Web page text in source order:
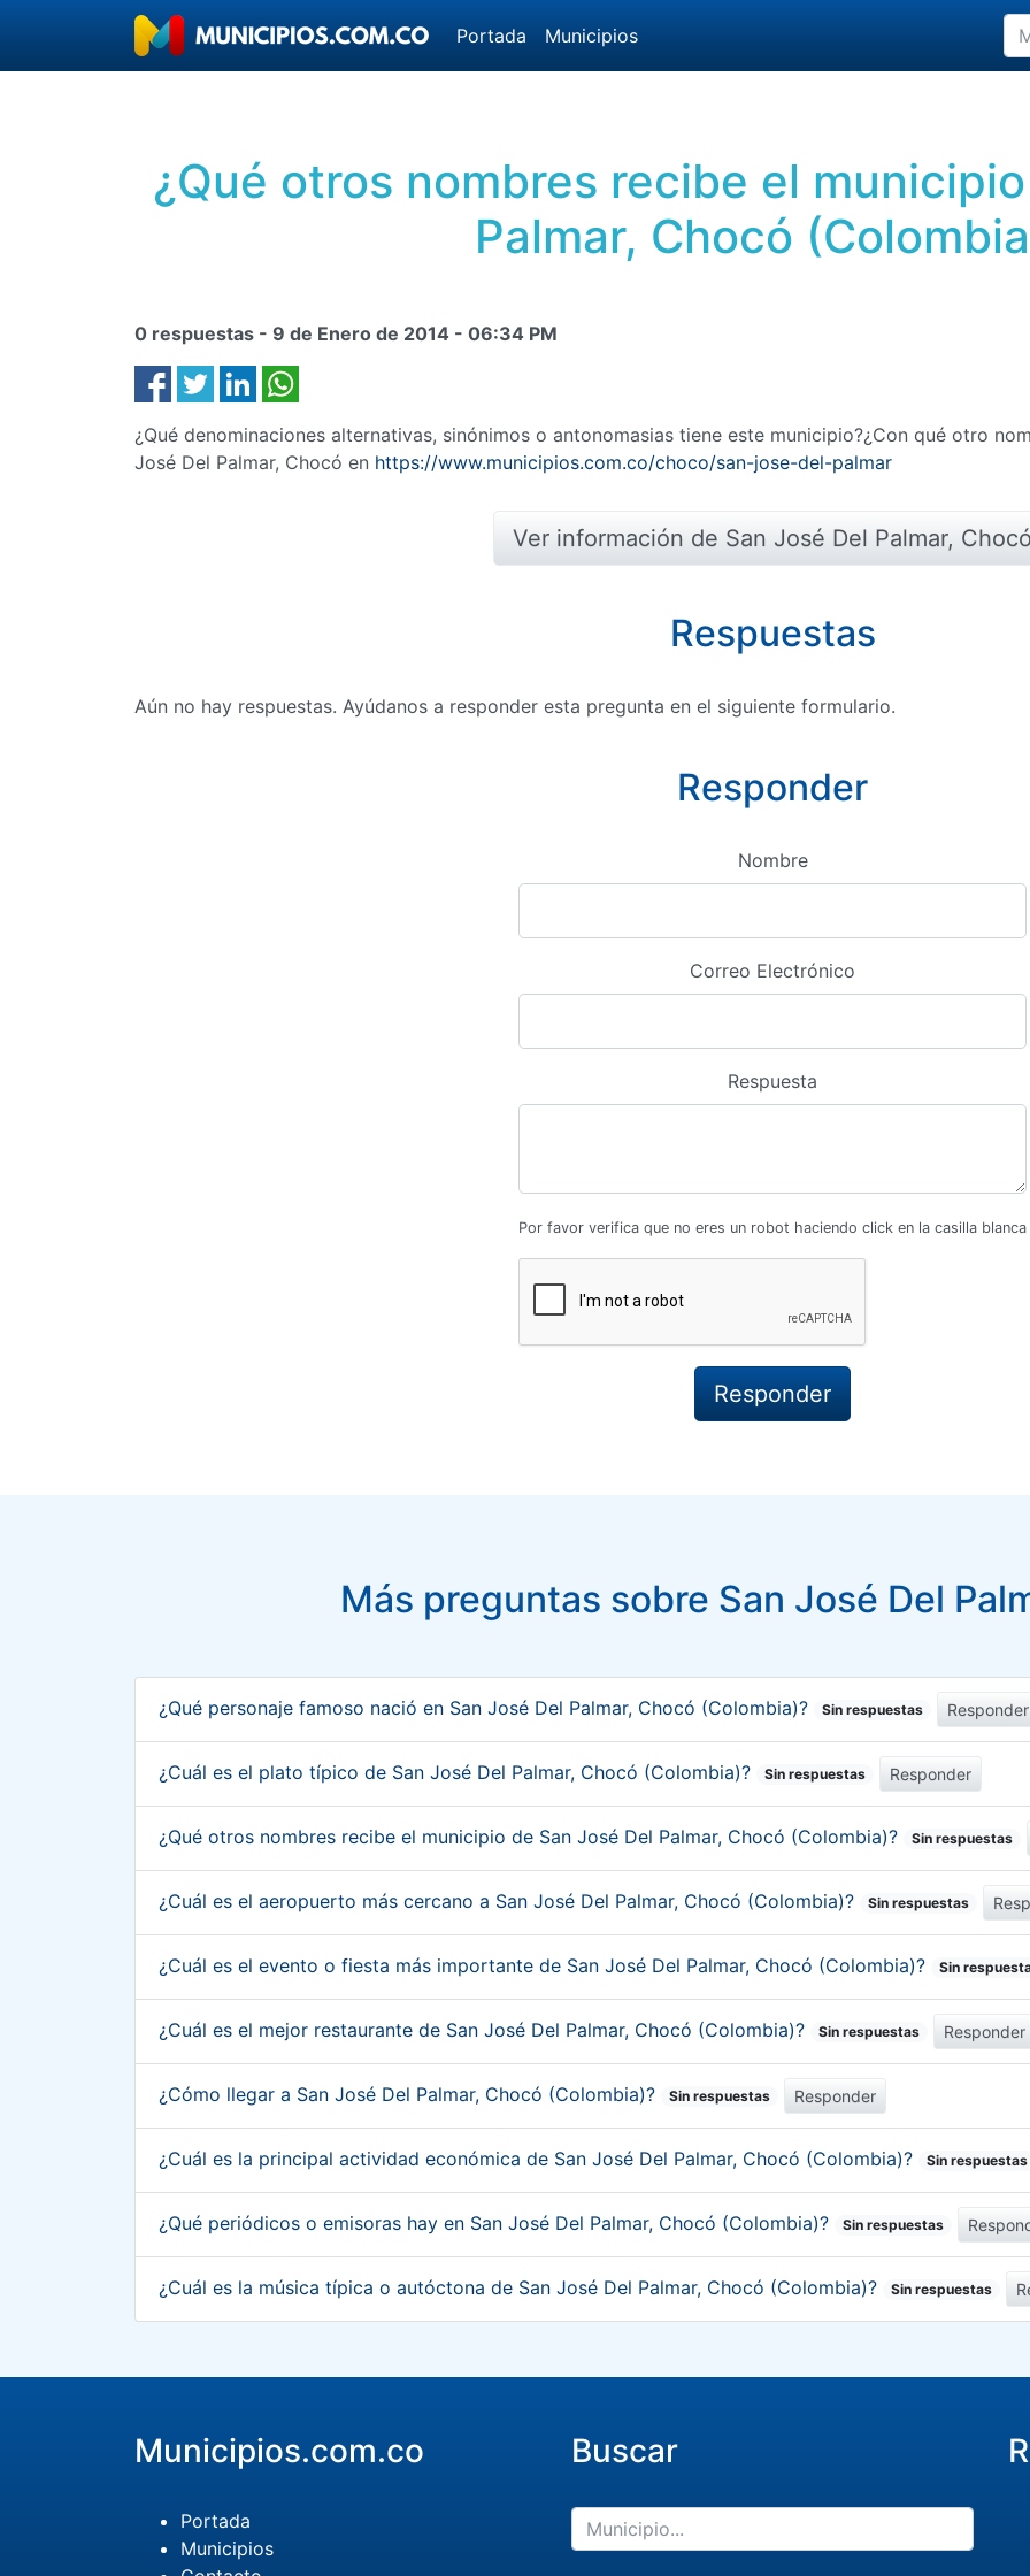
Portada Municipios
¿Qué otros nombres recibe el
Palmar, Chocó
0 respuestas - 9 de Enero de 2014 - 06:34 PM
¿Qué denominaciones alternativas, sinónimos o antonomasias tiene este municipio?¿Con qué otro
José Del Palmar, Chocó en https://www.municipios.com.co/choco/san-jose-del-palmar
Ver información de San José Del Palmar,
Respuestas
Aún no hay respuestas. Ayúdanos a responder esta pregunta en el siguiente formulario.
Responder
Nombre
Correo Electrónico
Respuesta
Por favor verifica que no eres un robot haciendo click en la casilla blanca
Más preguntas sobre San José Del
¿Qué personaje famoso nació en San José Del Palmar, Chocó (Colombia)? Sin respuestas Responder
¿Cuál es el plato típico de San José Del Palmar, Chocó (Colombia)? Sin respuestas Responder
¿Qué otros nombres recibe el municipio de San José Del Palmar, Chocó (Colombia)? Sin respuestas
¿Cuál es el aeropuerto más cercano a San José Del Palmar, Chocó (Colombia)? Sin respuestas
¿Cuál es el evento o fiesta más importante de San José Del Palmar, Chocó (Colombia)? Sin
¿Cuál es el mejor restaurante de San José Del Palmar, Chocó (Colombia)? Sin respuestas Responder
¿Cómo llegar a San José Del Palmar, Chocó (Colombia)? Sin respuestas Responder
¿Cuál es la principal actividad económica de San José Del Palmar, Chocó (Colombia)? Sin respuestas
¿Qué periódicos o emisoras hay en San José Del Palmar, Chocó (Colombia)? Sin respuestas
¿Cuál es la música típica o autóctona de San José Del Palmar, Chocó (Colombia)? Sin respuestas
Municipios.com.co
Portada
Municipios
Buscar